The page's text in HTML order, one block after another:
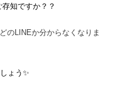
存知ですか？？
のLINEか分からなくなりま
ょう✨